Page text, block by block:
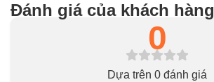
Đánh giá của khách hàng
0
Dựa trên 0 đánh giá